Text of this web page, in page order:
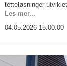
tetteløsninger
Les mer...
04.05.2026 15.00.00